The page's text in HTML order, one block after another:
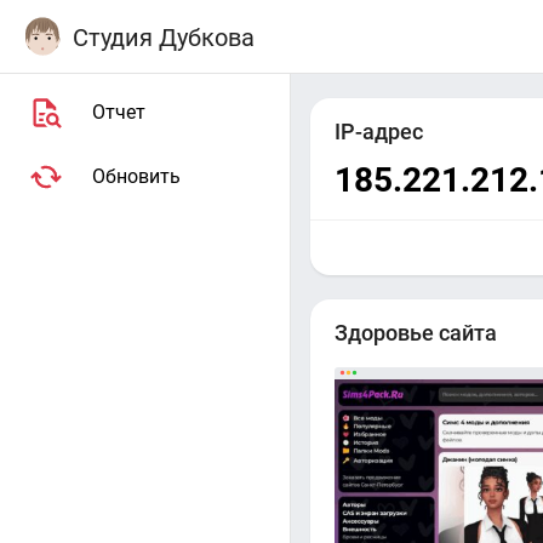
Студия Дубкова
Отчет
Обновить
IP-адрес
Здоровье сайта